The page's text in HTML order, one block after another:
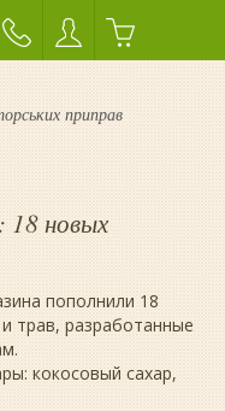
приправ
18 новых
пополнили 18
трав, разработанные
кокосовый сахар,